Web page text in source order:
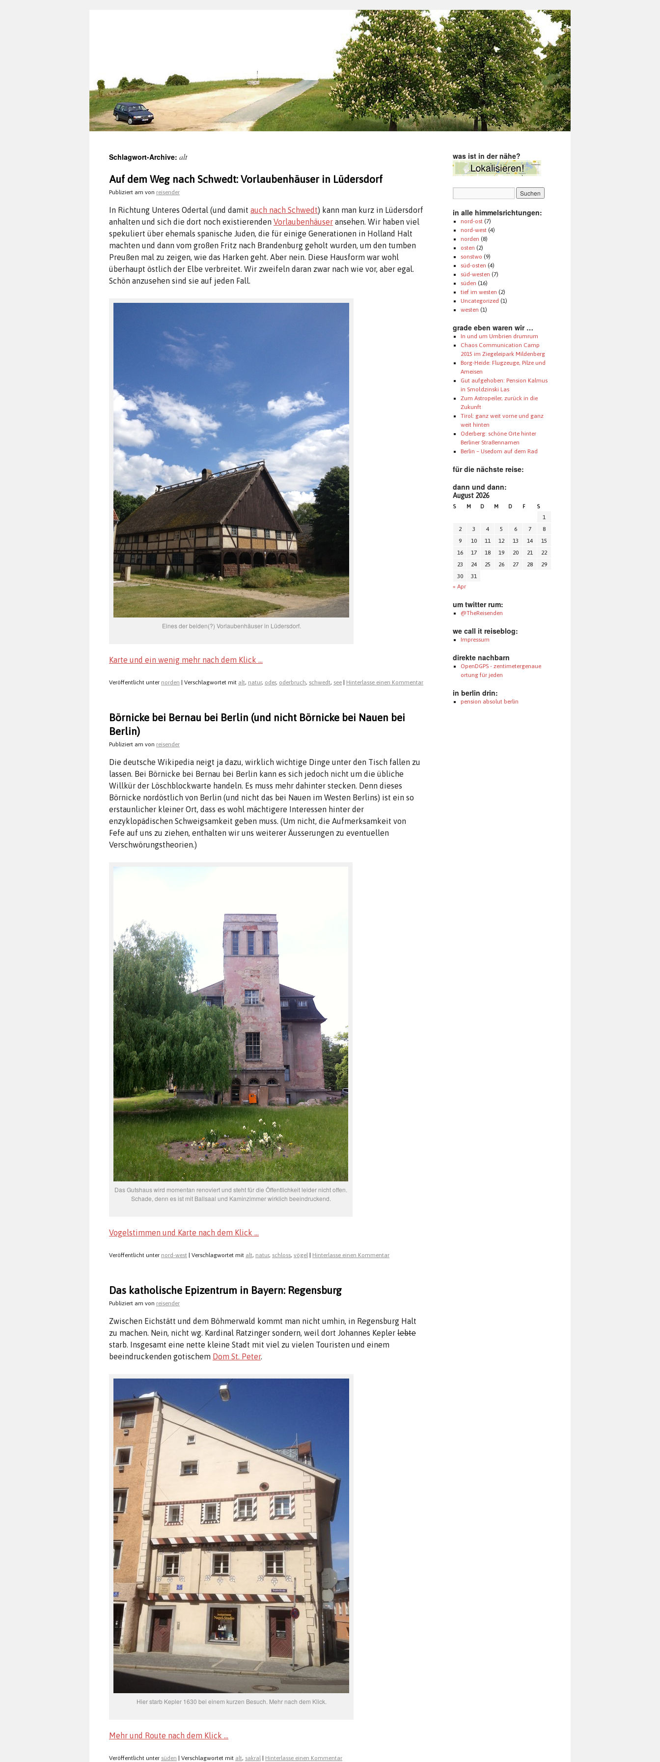
Schlagwort-Archive: alt
Auf dem Weg nach Schwedt: Vorlaubenhäuser in Lüdersdorf
Publiziert am von reisender
In Richtung Unteres Odertal (und damit auch nach Schwedt) kann man kurz in Lüdersdorf
anhalten und sich die dort noch existierenden Vorlaubenhäuser ansehen. Wir haben viel
spekuliert über ehemals spanische Juden, die für einige Generationen in Holland Halt
machten und dann vom großen Fritz nach Brandenburg geholt wurden, um den tumben
Preußen mal zu zeigen, wie das Harken geht. Aber nein. Diese Hausform war wohl
überhaupt östlich der Elbe verbreitet. Wir zweifeln daran zwar nach wie vor, aber egal.
Schön anzusehen sind sie auf jeden Fall.
Eines der beiden(?) Vorlaubenhäuser in Lüdersdorf.
Karte und ein wenig mehr nach dem Klick …
Veröffentlicht unter norden Verschlagwortet mit alt, natur, oder, oderbruch, schwedt, see Hinterlasse einen Kommentar
Börnicke bei Bernau bei Berlin (und nicht Börnicke bei Nauen bei
Berlin)
Publiziert am von reisender
Die deutsche Wikipedia neigt ja dazu, wirklich wichtige Dinge unter den Tisch fallen zu
lassen. Bei Börnicke bei Bernau bei Berlin kann es sich jedoch nicht um die übliche
Willkür der Löschblockwarte handeln. Es muss mehr dahinter stecken. Denn dieses
Börnicke nordöstlich von Berlin (und nicht das bei Nauen im Westen Berlins) ist ein so
erstaunlicher kleiner Ort, dass es wohl mächtigere Interessen hinter der
enzyklopädischen Schweigsamkeit geben muss. (Um nicht, die Aufmerksamkeit von
Fefe auf uns zu ziehen, enthalten wir uns weiterer Äusserungen zu eventuellen
Verschwörungstheorien.)
Das Gutshaus wird momentan renoviert und steht für die Öffentlichkeit leider nicht offen.
Schade, denn es ist mit Ballsaal und Kaminzimmer wirklich beeindruckend.
Vogelstimmen und Karte nach dem Klick …
Veröffentlicht unter nord-west Verschlagwortet mit alt, natur, schloss, vögel Hinterlasse einen Kommentar
Das katholische Epizentrum in Bayern: Regensburg
Publiziert am von reisender
Zwischen Eichstätt und dem Böhmerwald kommt man nicht umhin, in Regensburg Halt
zu machen. Nein, nicht wg. Kardinal Ratzinger sondern, weil dort Johannes Kepler lebte
starb. Insgesamt eine nette kleine Stadt mit viel zu vielen Touristen und einem
beeindruckenden gotischem Dom St. Peter.
Hier starb Kepler 1630 bei einem kurzen Besuch. Mehr nach dem Klick.
Mehr und Route nach dem Klick …
Veröffentlicht unter süden Verschlagwortet mit alt, sakral Hinterlasse einen Kommentar
was ist in der nähe?
in alle himmelsrichtungen:
nord-ost(7)
nord-west(4)
norden (8)
osten (2)
sonstwo (9)
süd-osten (4)
süd-westen (7)
süden (16)
tief im westen (2)
Uncategorized (1)
westen (1)
grade eben waren wir …
In und um Umbrien drumrum
Chaos Communication Camp
2015 im Ziegeleipark Mildenberg
Borg-Heide: Flugzeuge, Pilze und
Ameisen
Gut aufgehoben: Pension Kalmus
in Smołdzinski Las
Zum Astropeiler, zurück in die
Zukunft
Tirol: ganz weit vorne und ganz
weit hinten
Oderberg: schöne Orte hinter
Berliner Straßennamen
Berlin – Usedom auf dem Rad
für die nächste reise:
dann und dann:
August 2026
S M D M D F S
« Apr
1
2
3 4 5 6 7
8
9
10 11 12 13 14
15
16
17 18 19 20 21
22
23
24 25 26 27 28
29
30
31
um twitter rum:
@TheReisenden
we call it reiseblog:
Impressum
direkte nachbarn
OpenDGPS - zentimetergenaue
ortung für jeden
in berlin drin:
pension absolut berlin